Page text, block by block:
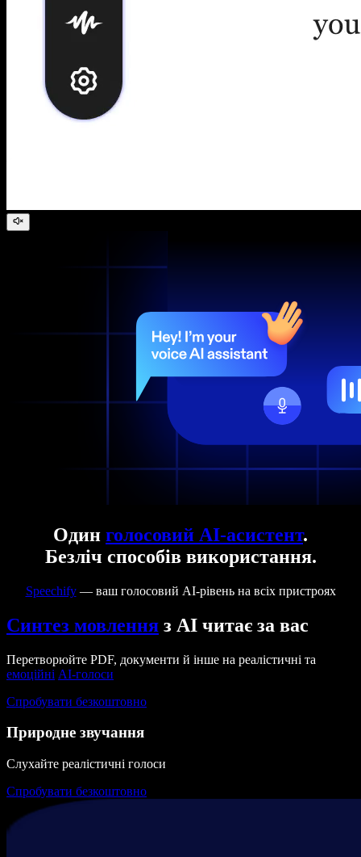
Один голосовий AI-асистент.
Безліч способів використання.
Speechify— ваш голосовий AI-рівень на всіх пристроях
Синтез мовлення з AI читає за вас
Перетворюйте PDF, документи й інше на реалістичні та
емоційні AI-голоси
Спробувати безкоштовно
Природне звучання
Слухайте реалістичні голоси
Спробувати безкоштовно